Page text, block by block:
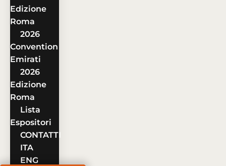
Edizione
Roma
2026
Convention
Emirati
2026
Edizione
Roma
Lista
Espositori
CONTATTI
ITA
ENG